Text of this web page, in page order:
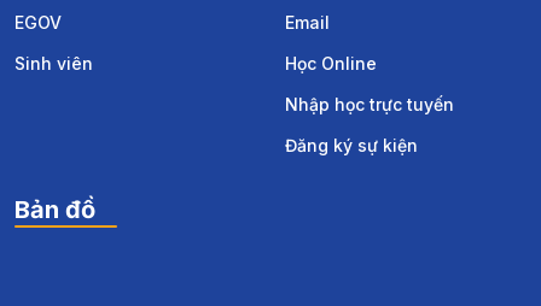
EGOV
Sinh viên
Email
Học Online
Nhập học trực tuyến
Đăng ký sự kiện
Bản đồ